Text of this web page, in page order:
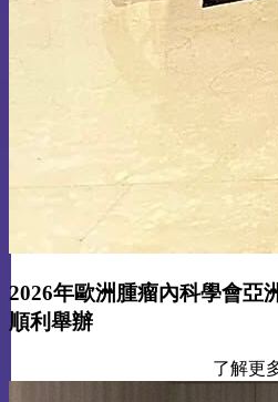
2026年歐洲腫瘤內科學會亞
順利舉辦
了解更